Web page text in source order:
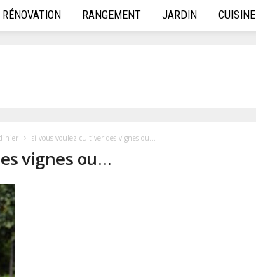
RÉNOVATION RANGEMENT JARDIN CUISINE
si vous voulez cultiver des vignes ou...
vignes ou…